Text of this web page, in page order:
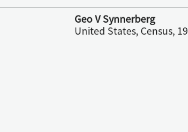
Geo V Synnerberg
United States, Census,